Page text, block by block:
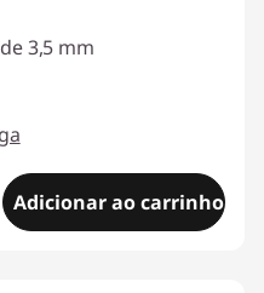
3,5 mm
Adicionar ao carrinho